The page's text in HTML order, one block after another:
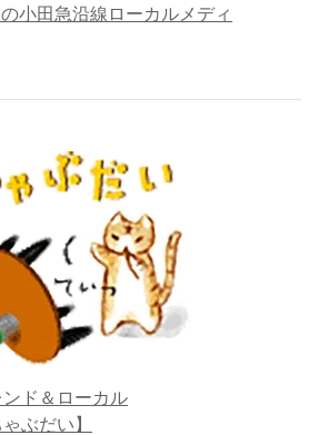
小田急沿線ローカルメディ
ンド＆ローカル
ゃぶだい】